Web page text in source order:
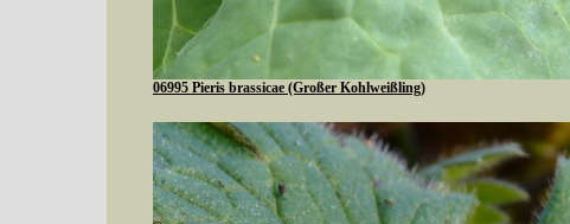
06995 Pieris brassicae (Großer Kohlweißling)